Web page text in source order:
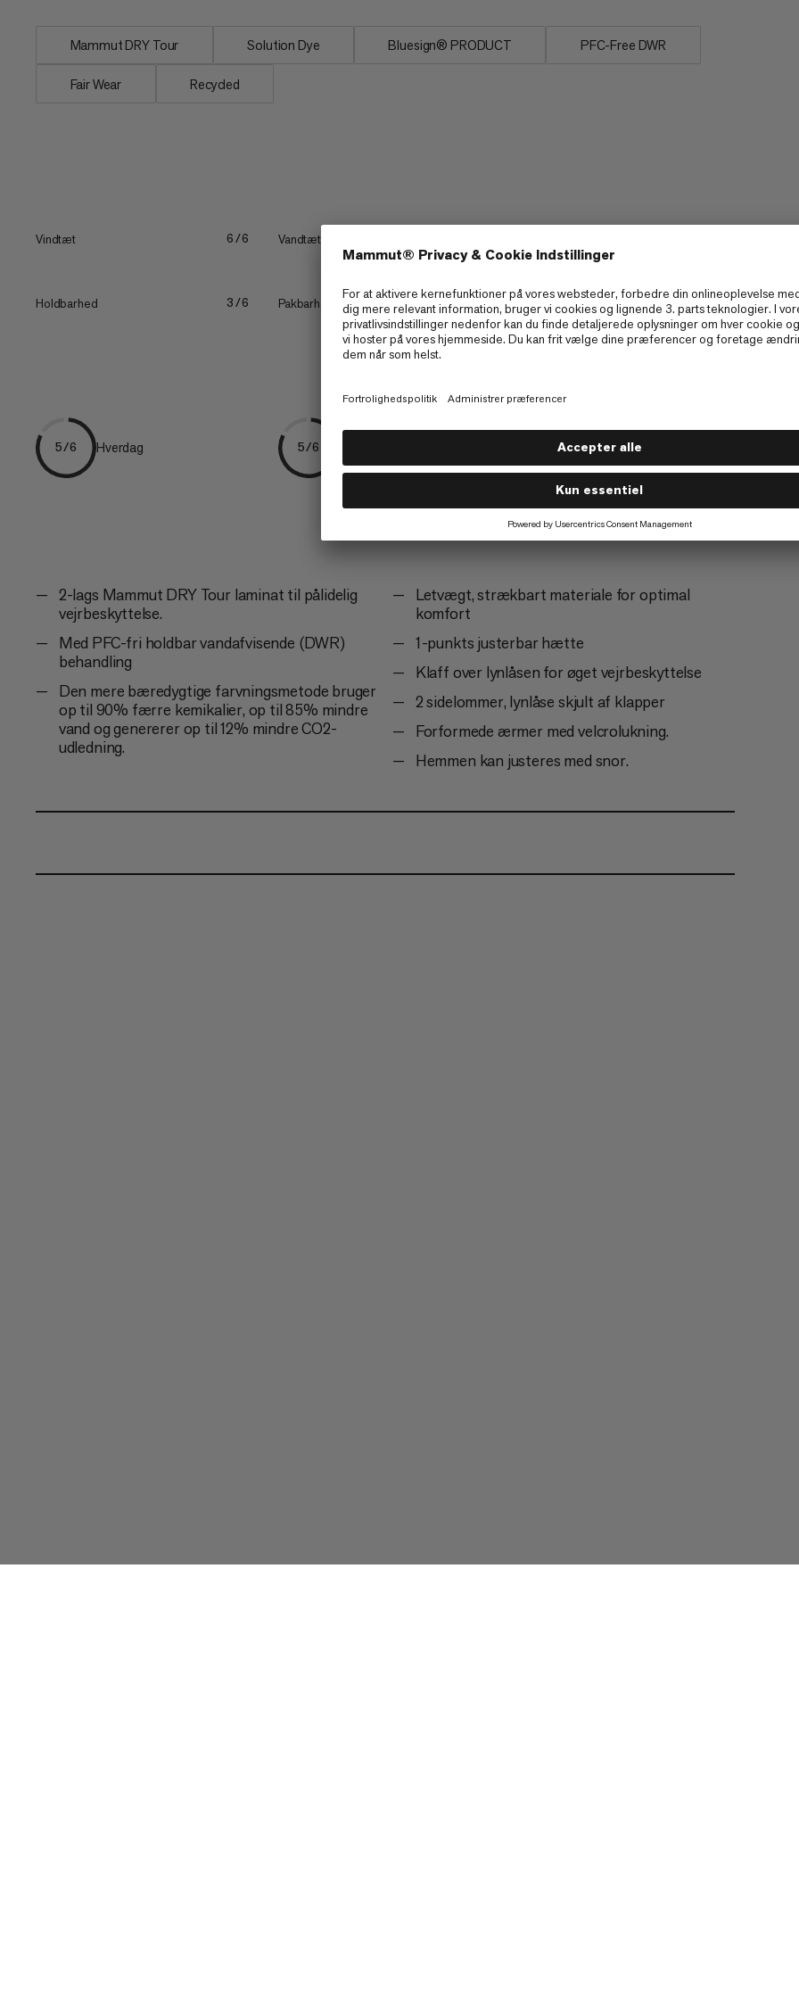
Mammut DRY Tour Solution Dye Bluesign® PRODUCT PFC-Free DWR
Fair Wear Recycled
Vindtæt 6/6 Vandtæthed
Holdbarhed 3/6 Pakbarhed 3/6 Letvægt 3/6
5/6 Hverdag 5/6
2-lags Mammut DRY Tour laminat til pålidelig
vejrbeskyttelse.
Med PFC-fri holdbar vandafvisende (DWR)
behandling
Den mere bæredygtige farvningsmetode bruger
op til 90% færre kemikalier, op til 85% mindre
vand og genererer op til 12% mindre CO2-
udledning.
Letvægt, strækbart materiale for optimal
komfort
1-punkts justerbar hætte
Klaff over lynlåsen for øget vejrbeskyttelse
2 sidelommer, lynlåse skjult af klapper
Forformede ærmer med velcrolukning.
Hemmen kan justeres med snor.